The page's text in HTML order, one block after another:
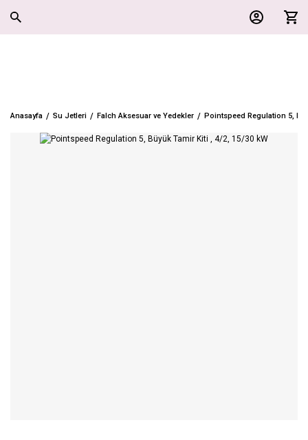
Anasayfa Su Jetleri Falch Aksesuar ve Yedekler Pointspeed Regulation 5,